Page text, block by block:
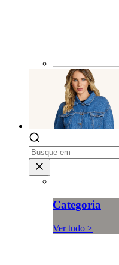
Categoria
Ver tudo >